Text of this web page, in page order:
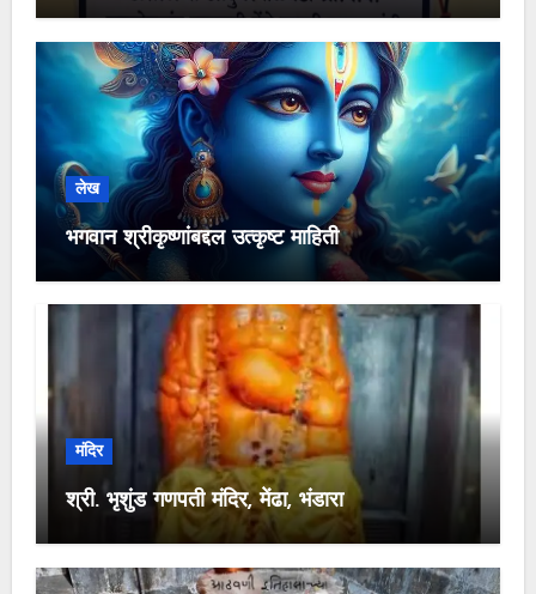
लेख
भगवान श्रीकृष्णांबद्दल उत्कृष्ट माहिती
मंदिर
श्री. भृशुंड गणपती मंदिर, मेंढा, भंडारा